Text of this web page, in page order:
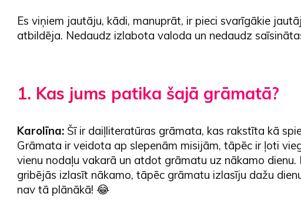
Es viņiem jautāju, kādi, manuprāt, ir pieci svarīgākie
atbildēja. Nedaudz izlabota valoda un nedaudz
1. Kas jums patika šajā grāmatā?
Karolīna: Šī ir daiļliteratūras grāmata, kas rakstīta kā
Grāmata ir veidota ap slepenām misijām, tāpēc ir ļoti
vienu nodaļu vakarā un atdot grāmatu uz nākamo dienu.
gribējās izlasīt nākamo, tāpēc grāmatu izlasīju dažu
nav tā plānākā! 😂